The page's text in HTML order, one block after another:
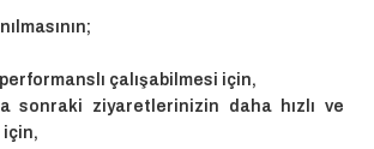
performanslı çalışabilmesi için,
sonraki ziyaretlerinizin daha hızlı ve
için,